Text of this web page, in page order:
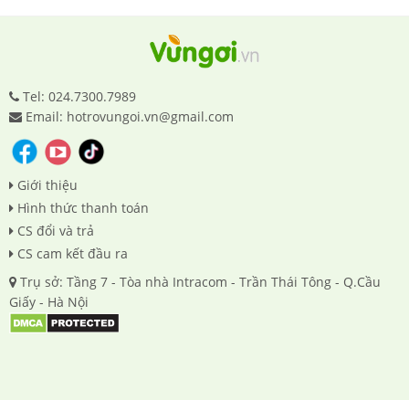
Tel: 024.7300.7989
Email: hotrovungoi.vn@gmail.com
Giới thiệu
Hình thức thanh toán
CS đổi và trả
CS cam kết đầu ra
Trụ sở: Tầng 7 - Tòa nhà Intracom - Trần Thái Tông - Q.Cầu
Giấy - Hà Nội